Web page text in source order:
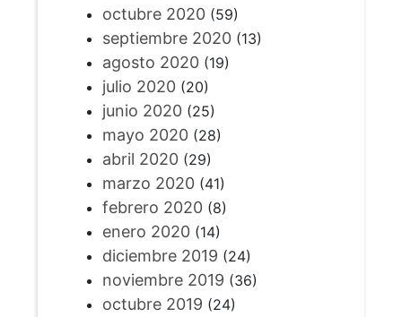
octubre 2020(59)
septiembre 2020(13)
agosto 2020(19)
julio 2020(20)
junio 2020(25)
mayo 2020(28)
abril 2020(29)
marzo 2020(41)
febrero 2020(8)
enero 2020(14)
diciembre 2019 (24)
noviembre 2019 (36)
octubre 2019 (24)